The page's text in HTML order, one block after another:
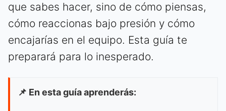
que sabes hacer, sino de cómo piensas,
cómo reaccionas bajo presión y cómo
encajarías en el equipo. Esta guía te
preparará para lo inesperado.
📌 En esta guía aprenderás: